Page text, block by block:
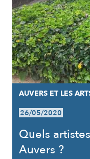
AUVERS ET LES
26/05/2020
Quels
Auvers ?